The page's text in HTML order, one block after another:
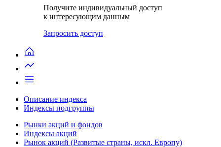
Получите индивидуальный доступ
к интересующим данным
Запросить доступ
Описание индекса
Индексы подгруппы
Рынки акций и фондов
Индексы акций
Рынок акций (Развитые страны, искл. Европу)